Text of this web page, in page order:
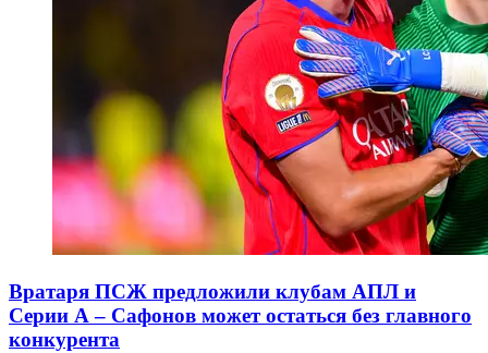
Вратаря ПСЖ предложили клубам АПЛ и
Серии А – Сафонов может остаться без главного
конкурента